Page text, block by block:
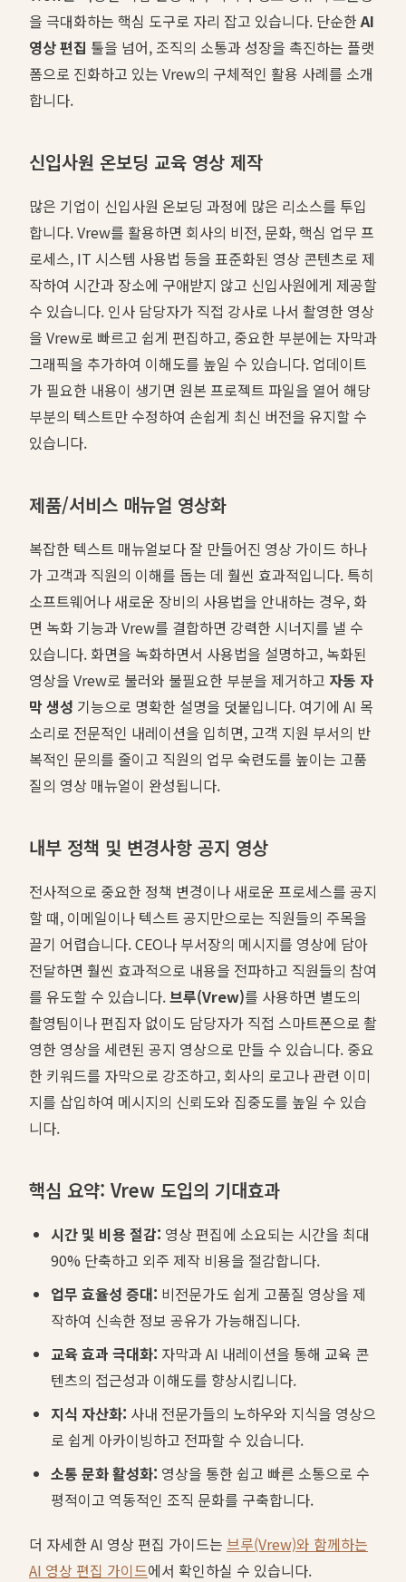
을 극대화하는 핵심 도구로 자리 잡고 있습니다. 단순한AI
영상 편집 툴을 넘어, 조직의 소통과 성장을 촉진하는 플랫
폼으로 진화하고 있는 Vrew의 구체적인 활용 사례를 소개
합니다.
신입사원 온보딩 교육 영상 제작
많은 기업이 신입사원 온보딩 과정에 많은 리소스를 투입
합니다. Vrew를 활용하면 회사의 비전, 문화, 핵심 업무 프
로세스, IT 시스템 사용법 등을 표준화된 영상 콘텐츠로 제
작하여 시간과 장소에 구애받지 않고 신입사원에게 제공할
수 있습니다. 인사 담당자가 직접 강사로 나서 촬영한 영상
을 Vrew로 빠르고 쉽게 편집하고, 중요한 부분에는 자막과
그래픽을 추가하여 이해도를 높일 수 있습니다. 업데이트
가 필요한 내용이 생기면 원본 프로젝트 파일을 열어 해당
부분의 텍스트만 수정하여 손쉽게 최신 버전을 유지할 수
있습니다.
제품/서비스 매뉴얼 영상화
복잡한 텍스트 매뉴얼보다 잘 만들어진 영상 가이드 하나
가 고객과 직원의 이해를 돕는 데 훨씬 효과적입니다. 특히
소프트웨어나 새로운 장비의 사용법을 안내하는 경우, 화
면 녹화 기능과 Vrew를 결합하면 강력한 시너지를 낼 수
있습니다. 화면을 녹화하면서 사용법을 설명하고, 녹화된
영상을 Vrew로 불러와 불필요한 부분을 제거하고 자동 자
막 생성 기능으로 명확한 설명을 덧붙입니다. 여기에 AI 목
소리로 전문적인 내레이션을 입히면, 고객 지원 부서의 반
복적인 문의를 줄이고 직원의 업무 숙련도를 높이는 고품
질의 영상 매뉴얼이 완성됩니다.
내부 정책 및 변경사항 공지 영상
전사적으로 중요한 정책 변경이나 새로운 프로세스를 공지
할 때, 이메일이나 텍스트 공지만으로는 직원들의 주목을
끌기 어렵습니다. CEO나 부서장의 메시지를 영상에 담아
전달하면 훨씬 효과적으로 내용을 전파하고 직원들의 참여
를 유도할 수 있습니다.브루(Vrew)를 사용하면 별도의
촬영팀이나 편집자 없이도 담당자가 직접 스마트폰으로 촬
영한 영상을 세련된 공지 영상으로 만들 수 있습니다. 중요
한 키워드를 자막으로 강조하고, 회사의 로고나 관련 이미
지를 삽입하여 메시지의 신뢰도와 집중도를 높일 수 있습
니다.
핵심 요약: Vrew 도입의 기대효과
시간 및 비용 절감: 영상 편집에 소요되는 시간을 최대
90% 단축하고 외주 제작 비용을 절감합니다.
업무 효율성 증대: 비전문가도 쉽게 고품질 영상을 제
작하여 신속한 정보 공유가 가능해집니다.
교육 효과 극대화: 자막과 AI 내레이션을 통해 교육 콘
텐츠의 접근성과 이해도를 향상시킵니다.
지식 자산화: 사내 전문가들의 노하우와 지식을 영상으
로 쉽게 아카이빙하고 전파할 수 있습니다.
소통 문화 활성화: 영상을 통한 쉽고 빠른 소통으로 수
평적이고 역동적인 조직 문화를 구축합니다.
더 자세한 AI 영상 편집 가이드는 브루(Vrew)와 함께하는
AI 영상 편집 가이드에서 확인하실 수 있습니다.